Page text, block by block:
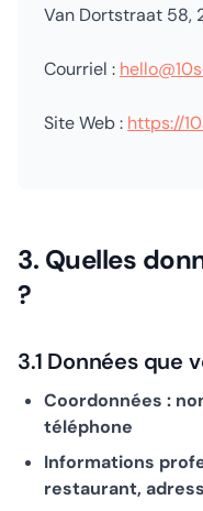
Van Dortstraat 58,
Courriel :
Site Web : https://
3. Quelles
?
3.1 Données que
Coordonnées :
téléphone
Informations
restaurant,